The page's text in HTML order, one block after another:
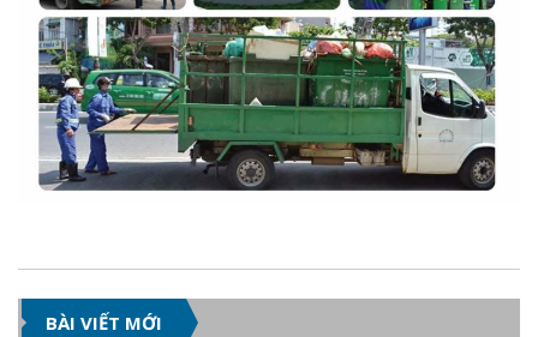
BÀI VIẾT MỚI